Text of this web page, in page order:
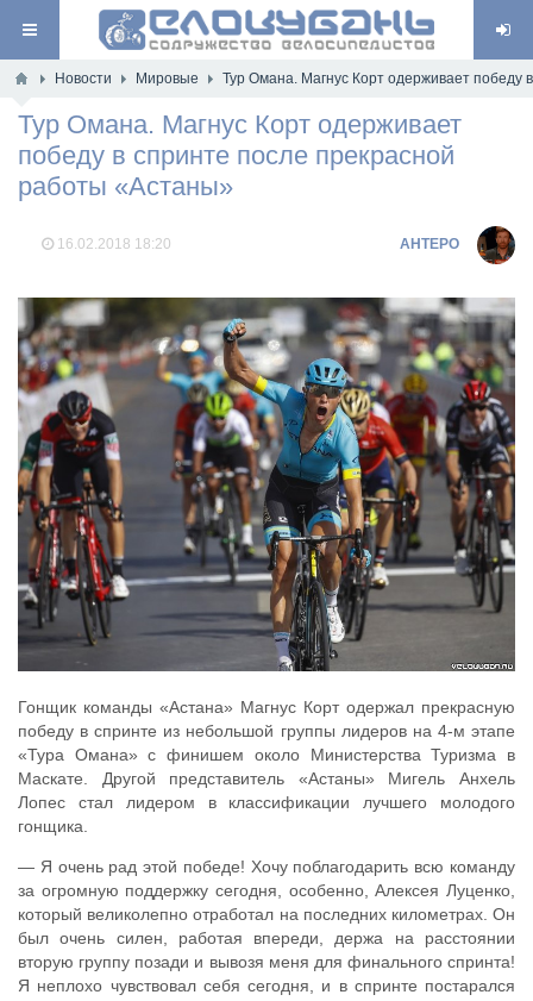
Новости Мировые Тур Омана. Магнус Корт одерживает победу
Тур Омана. Магнус Корт одерживает
победу в спринте после прекрасной
работы «Астаны»
16.02.2018 18:20 AHTEPO
Гонщик команды «Астана» Магнус Корт одержал прекрасную
победу в спринте из небольшой группы лидеров на 4-м этапе
«Тура Омана» с финишем около Министерства Туризма в
Маскате. Другой представитель «Астаны» Мигель Анхель
Лопес стал лидером в классификации лучшего молодого
гонщика.
— Я очень рад этой победе! Хочу поблагодарить всю команду
за огромную поддержку сегодня, особенно, Алексея Луценко,
который великолепно отработал на последних километрах. Он
был очень силен, работая впереди, держа на расстоянии
вторую группу позади и вывозя меня для финального спринта!
Я неплохо чувствовал себя сегодня, и в спринте постарался